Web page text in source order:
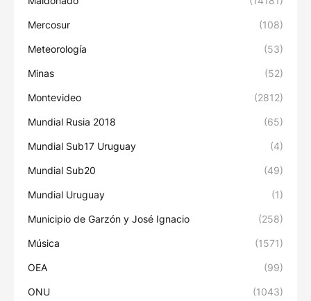
Mercosur (108)
Meteorología (53)
Minas (52)
Montevideo (2812)
Mundial Rusia 2018 (65)
Mundial Sub17 Uruguay (4)
Mundial Sub20 (49)
Mundial Uruguay (1)
Municipio de Garzón y José Ignacio (258)
Música (1571)
OEA (99)
ONU (1043)